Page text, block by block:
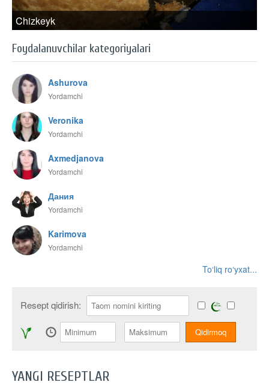
Chizkeyk
Foydalanuvchilar kategoriyalari
Ashurova
Yordamchi
Veronika
Yordamchi
Axmedjanova
Yordamchi
Дания
Yordamchi
Karimova
Yordamchi
To‘liq ro‘yxat...
Resept qidirish:
YANGI RESEPTLAR